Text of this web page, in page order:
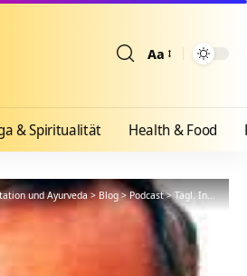
Aa
& Spiritualität Health & Food
und Ayurveda>Blog>Podcast>Tägl. Inspiration